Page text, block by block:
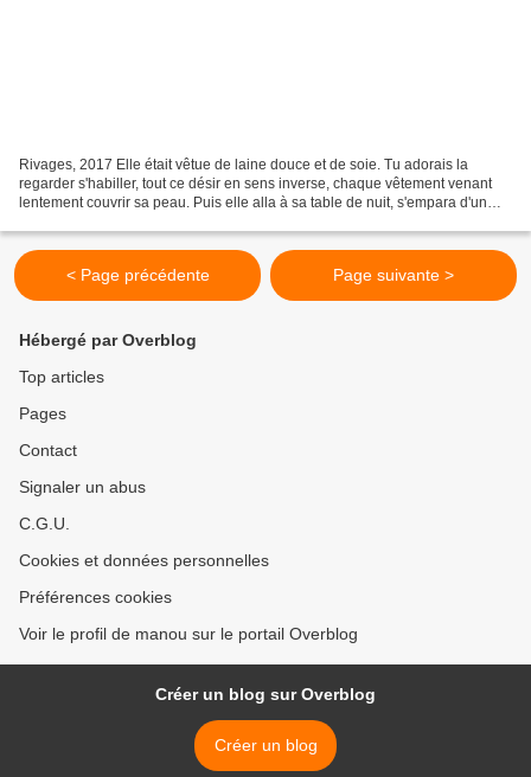
Rivages, 2017 Elle était vêtue de laine douce et de soie. Tu adorais la
regarder s'habiller, tout ce désir en sens inverse, chaque vêtement venant
lentement couvrir sa peau. Puis elle alla à sa table de nuit, s'empara d'un
< Page précédente Page suivante >
Hébergé par Overblog
Top articles
Pages
Contact
Signaler un abus
C.G.U.
Cookies et données personnelles
Préférences cookies
Voir le profil de manou sur le portail Overblog
Créer un blog sur Overblog
Créer un blog